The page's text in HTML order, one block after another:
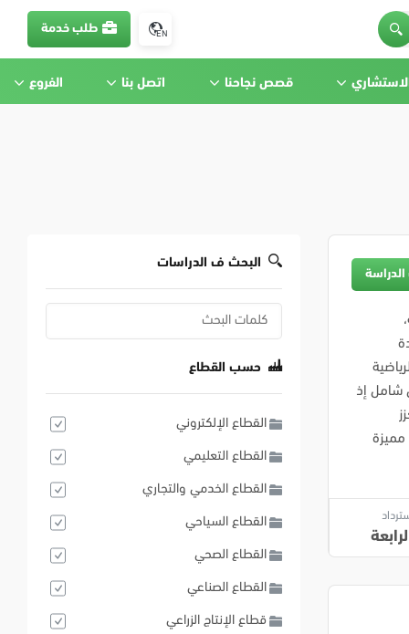
EN طلب خدمة
قصص نجاحنا اتصل بنا الفروع
شامل إذ
مميزة
البحث ف الدراسات
حسب القطاع
القطاع الإلكتروني
القطاع التعليمي
القطاع الخدمي والتجاري
القطاع السياحي
القطاع الصحي
القطاع الصناعي
قطاع الإنتاج الزراعي